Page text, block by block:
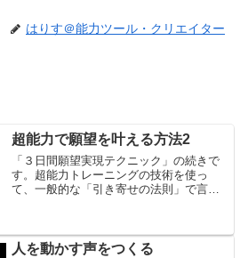
はりす＠能力ツール・クリエイター
超能力で願望を叶える方法2
「３日間願望実現テクニック」の続きで
す。超能力トレーニングの技術を使っ
て、一般的な「引き寄せの法則」で言わ
人を動かす声をつくる